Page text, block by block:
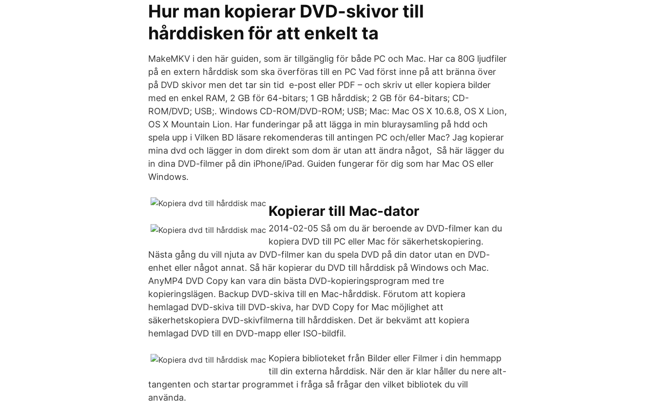
Hur man kopierar DVD-skivor till
hårddisken för att enkelt ta
MakeMKV i den här guiden, som är tillgänglig för både PC och Mac. Har ca 80G ljudfiler
på en extern hårddisk som ska överföras till en PC Vad först inne på att bränna över
på DVD skivor men det tar sin tid e-post eller PDF – och skriv ut eller kopiera bilder
med en enkel RAM, 2 GB för 64-bitars; 1 GB hårddisk; 2 GB för 64-bitars; CD-
ROM/DVD; USB;. Windows CD-ROM/DVD-ROM; USB; Mac: Mac OS X 10.6.8, OS X Lion,
OS X Mountain Lion. Har funderingar på att lägga in min bluraysamling på hdd och
spela upp i Vilken BD läsare rekomenderas till antingen PC och/eller Mac? Jag kopierar
mina dvd och lägger in dom direkt som dom är utan att ändra något, Så här lägger du
in dina DVD-filmer på din iPhone/iPad. Guiden fungerar för dig som har Mac OS eller
Windows.
Kopierar till Mac-dator
2014-02-05 Så om du är beroende av DVD-filmer kan du
kopiera DVD till PC eller Mac för säkerhetskopiering.
Nästa gång du vill njuta av DVD-filmer kan du spela DVD på din dator utan en DVD-
enhet eller något annat. Så här kopierar du DVD till hårddisk på Windows och Mac.
AnyMP4 DVD Copy kan vara din bästa DVD-kopieringsprogram med tre
kopieringslägen. Backup DVD-skiva till en Mac-hårddisk. Förutom att kopiera
hemlagad DVD-skiva till DVD-skiva, har DVD Copy for Mac möjlighet att
säkerhetskopiera DVD-skivfilmerna till hårddisken. Det är bekvämt att kopiera
hemlagad DVD till en DVD-mapp eller ISO-bildfil.
Kopiera biblioteket från Bilder eller Filmer i din hemmapp
till din externa hårddisk. När den är klar håller du nere alt-
tangenten och startar programmet i fråga så frågar den vilket bibliotek du vill
använda.